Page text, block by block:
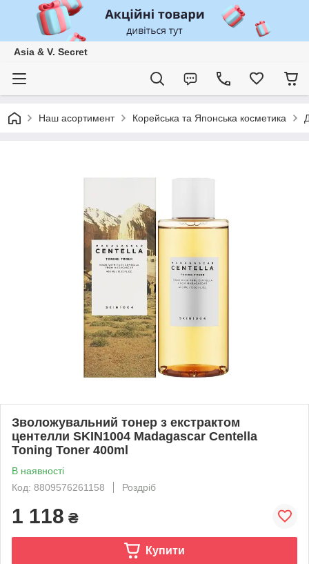
Asia & V. Secret
Наш асортимент Корейська та Японська косметика
Зволожувальний тонер з екстрактом
центелли SKIN1004 Madagascar Centella
Toning Toner 400ml
В наявності
Код: 8809576261158
Роздріб
1 118 ₴
Купити